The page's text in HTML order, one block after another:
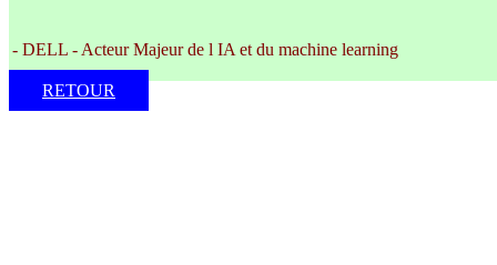
- DELL - Acteur Majeur de l IA et du machine learning
RETOUR